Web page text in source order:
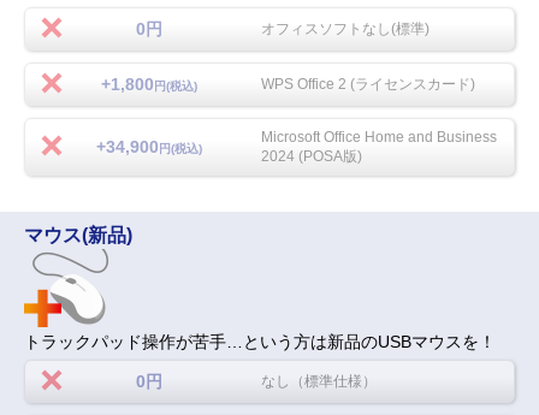
0円 オフィスソフトなし(標準)
+1,800 円(税込) WPS Office 2 (ライセンスカード)
+34,900 円(税込)
Microsoft Office Home and Business
2024 (POSA版)
マウス(新品)
トラックパッド操作が苦手…という方は新品のUSBマウスを！
0円 なし（標準仕様）